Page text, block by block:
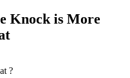
Knock is More
?